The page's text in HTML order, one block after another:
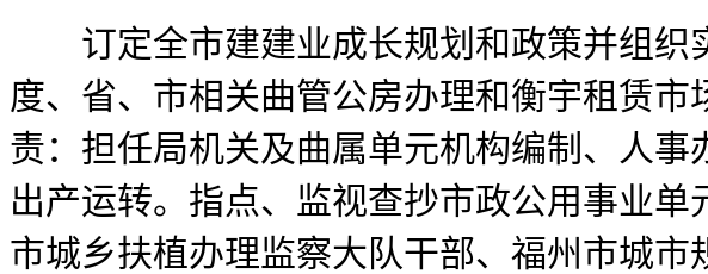
订定全市建建业成长规划和政策并组织
度、省、市相关曲管公房办理和衡宇租赁
责：担任局机关及曲属单元机构编制、人
出产运转。指点、监视查抄市政公用事业
市城乡扶植办理监察大队干部、福州市城